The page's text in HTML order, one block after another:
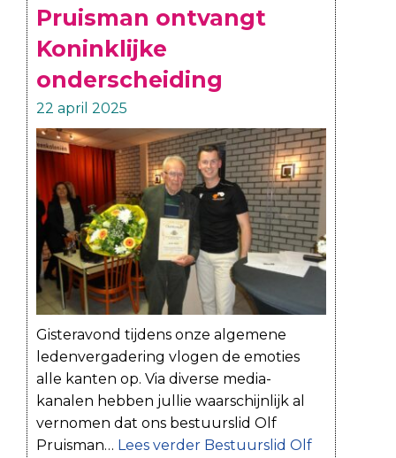
Pruisman ontvangt
Koninklijke
onderscheiding
22 april 2025
Gisteravond tijdens onze algemene
ledenvergadering vlogen de emoties
alle kanten op. Via diverse media-
kanalen hebben jullie waarschijnlijk al
vernomen dat ons bestuurslid Olf
Pruisman… Lees verder Bestuurslid Olf